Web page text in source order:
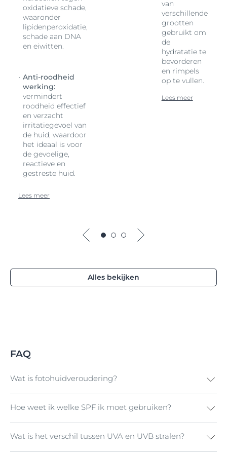
oxidatieve schade,
waaronder
lipidenperoxidatie,
schade aan DNA
en eiwitten.
Anti-roodheid
werking:
vermindert
roodheid effectief
en verzacht
irritatiegevoel van
de huid, waardoor
het ideaal is voor
de gevoelige,
reactieve en
gestreste huid.
Lees meer
van
verschillende
grootten
gebruikt om
de
hydratatie te
bevorderen
en rimpels
op te vullen.
Lees meer
Alles bekijken
FAQ
Wat is fotohuidveroudering?
Fotohuidverouderingis de term die gebruikt wordt
huidveroudering is het gevolg van zonnestraling.
Hoe weet ik welke SPF ik moet gebruiken?
Zonnebeschermingsproducten zijn verkrijgbaar in vier
Wat is het verschil tussen UVA en UVB stralen?